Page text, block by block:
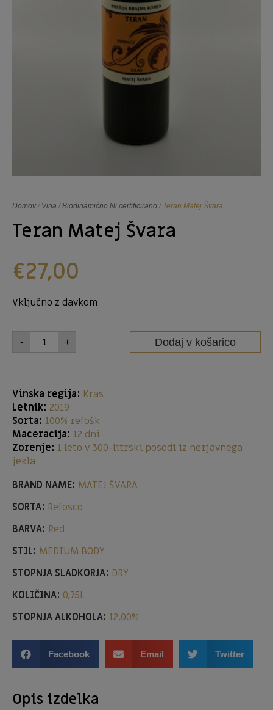
Domov/ Vina /Biodinamično Ni certificirano / Teran Matej Švara
Teran Matej Švara
€27,00
Vključno z davkom
- + Dodaj v košarico
Vinska regija: Kras
Letnik: 2019
Sorta: 100% refošk
Maceracija: 12 dni
Zorenje: 1 leto v 300-litrski posodi iz nerjavnega
jekla
BRAND NAME: MATEJ ŠVARA
SORTA: Refosco
BARVA: Red
STIL: MEDIUM BODY
STOPNJA SLADKORJA: DRY
KOLIČINA: 0,75L
STOPNJA ALKOHOLA: 12,00%
Facebook Email Twitter
Opis izdelka